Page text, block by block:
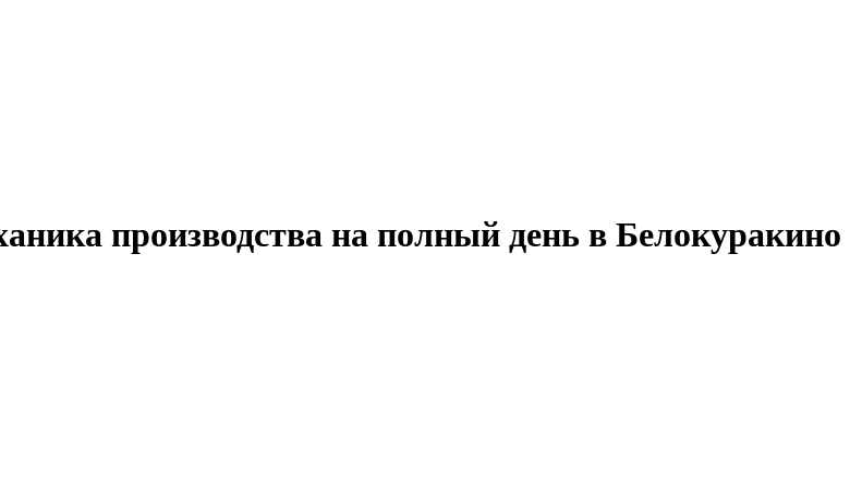
производства на полный день в Белокуракино